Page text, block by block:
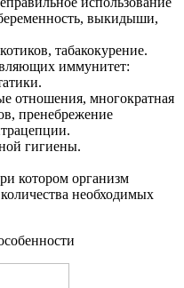
выкидыши,
табакокурение.
иммунитет:
отношения, многократная
пренебрежение
гигиены.
котором организм
необходимых